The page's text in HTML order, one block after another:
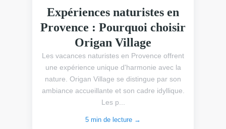
Expériences naturistes en
Provence : Pourquoi choisir
Origan Village
Les vacances naturistes en Provence offrent
une expérience unique d'harmonie avec la
nature. Origan Village se distingue par son
ambiance accueillante et son cadre idyllique.
Les p...
5 min de lecture →